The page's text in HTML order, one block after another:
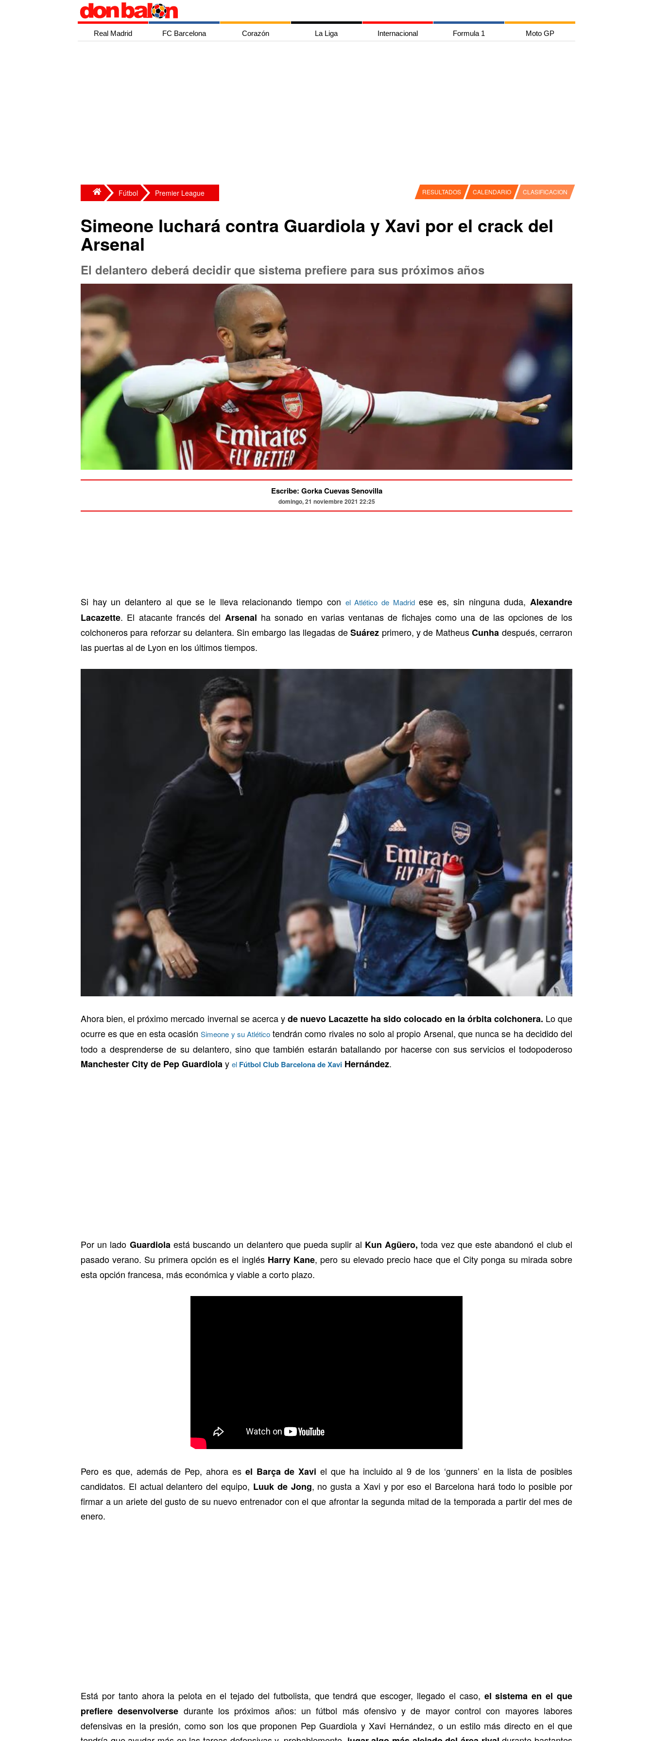
Real Madrid FC Barcelona Corazón La Liga Internacional Formula 1 Moto GP
Fútbol Premier League RESULTADOS CALENDARIO CLASIFICACION
Simeone luchará contra Guardiola y Xavi por el crack del
Arsenal
El delantero deberá decidir que sistema prefiere para sus próximos años
Escribe: Gorka Cuevas Senovilla
domingo, 21 noviembre 2021 22:25
Si hay un delantero al que se le lleva relacionando tiempo con el Atlético de Madridese es, sin ninguna duda, Alexandre
Lacazette. El atacante francés del Arsenal ha sonado en varias ventanas de fichajes como una de las opciones de los
colchoneros para reforzar su delantera. Sin embargo las llegadas deSuárez primero, y de MatheusCunha después, cerraron
las puertas al de Lyon en los últimos tiempos.
Ahora bien, el próximo mercado invernal se acerca yde nuevo Lacazette ha sido colocado en la órbita colchonera. Lo que
ocurre es que en esta ocasiónSimeone y su Atléticotendrán como rivales no solo al propio Arsenal, que nunca se ha decidido del
todo a desprenderse de su delantero, sino que también estarán batallando por hacerse con sus servicios el todopoderoso
Manchester City de Pep Guardiolay el Fútbol Club Barcelona de Xavi Hernández.
Por un lado Guardiola está buscando un delantero que pueda suplir al Kun Agüero, toda vez que este abandonó el club el
pasado verano. Su primera opción es el inglés Harry Kane, pero su elevado precio hace que el City ponga su mirada sobre
esta opción francesa, más económica y viable a corto plazo.
Pero es que, además de Pep, ahora es el Barça de Xavi el que ha incluido al 9 de los ‘gunners’ en la lista de posibles
candidatos. El actual delantero del equipo, Luuk de Jong, no gusta a Xavi y por eso el Barcelona hará todo lo posible por
firmar a un ariete del gusto de su nuevo entrenador con el que afrontar la segunda mitad de la temporada a partir del mes de
enero.
Está por tanto ahora la pelota en el tejado del futbolista, que tendrá que escoger, llegado el caso, el sistema en el que
prefiere desenvolverse durante los próximos años: un fútbol más ofensivo y de mayor control con mayores labores
defensivas en la presión, como son los que proponen Pep Guardiola y Xavi Hernández, o un estilo más directo en el que